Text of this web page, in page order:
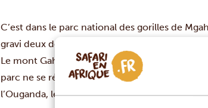
C’est dans le parc national des gorilles de
gravi deux des trois volcans de la région, le
Le mont Gahinga, qui culmine à 3474 mètres,
parc ne se résume pas seulement à ses
l’Ouganda, le gorille de montagne, une